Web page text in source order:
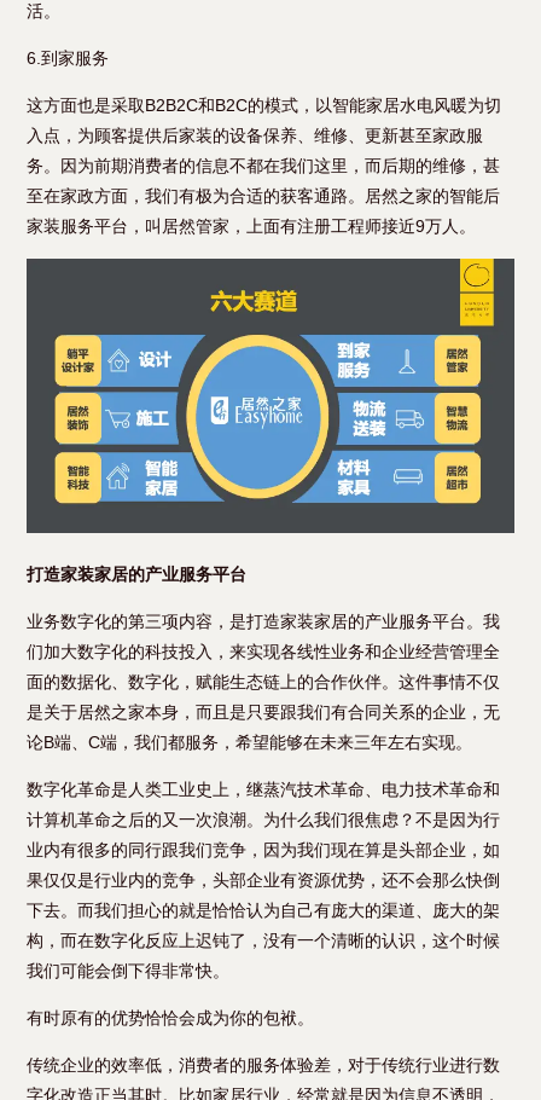
活。
6.到家服务
这方面也是采取B2B2C和B2C的模式，以智能家居水电风暖为切
入点，为顾客提供后家装的设备保养、维修、更新甚至家政服
务。因为前期消费者的信息不都在我们这里，而后期的维修，甚
至在家政方面，我们有极为合适的获客通路。居然之家的智能后
家装服务平台，叫居然管家，上面有注册工程师接近9万人。
打造家装家居的产业服务平台
业务数字化的第三项内容，是打造家装家居的产业服务平台。我
们加大数字化的科技投入，来实现各线性业务和企业经营管理全
面的数据化、数字化，赋能生态链上的合作伙伴。这件事情不仅
是关于居然之家本身，而且是只要跟我们有合同关系的企业，无
论B端、C端，我们都服务，希望能够在未来三年左右实现。
数字化革命是人类工业史上，继蒸汽技术革命、电力技术革命和
计算机革命之后的又一次浪潮。为什么我们很焦虑？不是因为行
业内有很多的同行跟我们竞争，因为我们现在算是头部企业，如
果仅仅是行业内的竞争，头部企业有资源优势，还不会那么快倒
下去。而我们担心的就是恰恰认为自己有庞大的渠道、庞大的架
构，而在数字化反应上迟钝了，没有一个清晰的认识，这个时候
我们可能会倒下得非常快。
有时原有的优势恰恰会成为你的包袱。
传统企业的效率低，消费者的服务体验差，对于传统行业进行数
字化改造正当其时。比如家居行业，经常就是因为信息不透明，